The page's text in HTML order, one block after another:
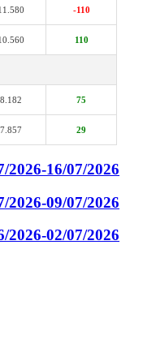
-110
110
8.182 75
7.857 29
2026-16/07/2026
2026-09/07/2026
2026-02/07/2026